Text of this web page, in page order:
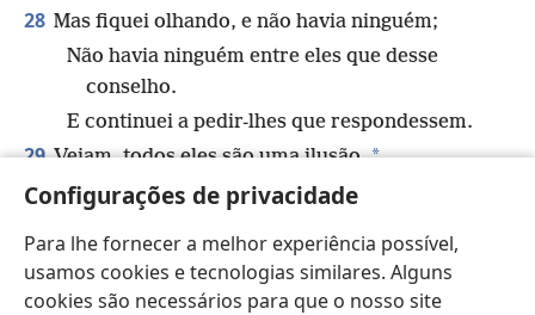
Configurações de privacidade
Para lhe fornecer a melhor experiência possível,
usamos cookies e tecnologias similares. Alguns
cookies são necessários para que o nosso site
28 Mas fiquei olhando, e não havia ninguém;
Não havia ninguém entre eles que desse
conselho.
E continuei a pedir-lhes que respondessem.
29 Vejam, todos eles são uma ilusão. *
Seus trabalhos não são nada.
valor.+